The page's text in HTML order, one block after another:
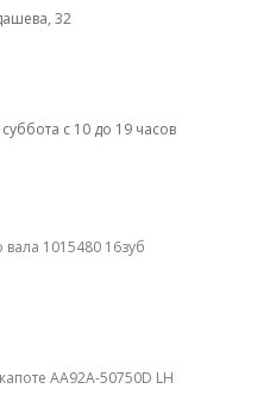
32
с 10 до 19 часов
1015480 16зуб
AA92A-50750D LH